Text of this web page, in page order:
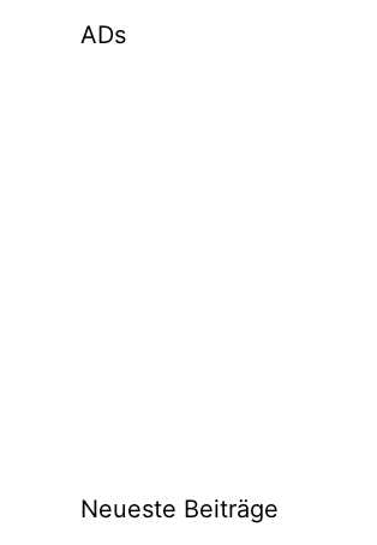
ADs
Neueste Beiträge